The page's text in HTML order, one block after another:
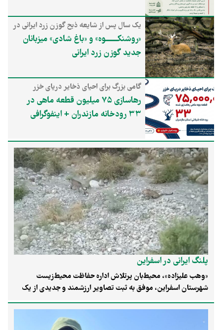
یک سال پس از شایعه ذبح گوزن زرد ایرانی در
مراسم اربعین، «پیام ما» دلایل انتشار این
شایعه و برنامه‌های حفاظتی این گونه را بررسی
می‌کند
«روشنکــــــــوه» و «باغ شادی» میزبانان
جدید گوزن زرد ایرانی
گامی بزرگ برای احیای ذخایر دریای خزر
رهاسازی ۷۵ میلیون قطعه ماهی در
۳۳ رودخانه مازندران + اینفوگرافی
پلنگ ایرانی در اسفراین
«وهب علیزاده»، محیط‌بان پرتلاش اداره حفاظت محیط‌زیست
شهرستان اسفراین، موفق به ثبت تصاویر ارزشمند و جدیدی از یک
قلاده پلنگ ایرانی در زیستگاه‌های کوهستانی استان خراسان شمالی
شد. این رویداد امیدوارکننده، بار دیگر پویایی اکوسیستم و غنای
حیات‌وحش این منطقه را به تصویر کشید.